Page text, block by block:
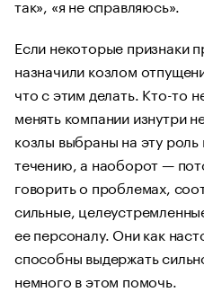
так», «я не справляюсь».
Если некоторые признаки
назначили козлом
что с этим делать. Кто-то
менять компании изнутри
козлы выбраны на эту
течению, а наоборот —
говорить о проблемах,
сильные,
ее персоналу. Они как
способны выдержать
немного в этом помочь.